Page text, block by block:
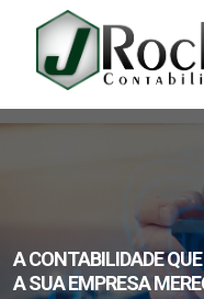
A CONTABILIDADE QUE
A SUA EMPRESA